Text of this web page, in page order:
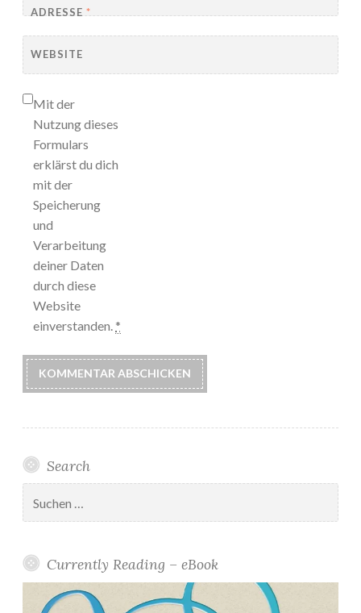
ADRESSE *
WEBSITE
Mit der
Nutzung dieses
Formulars
erklärst du dich
mit der
Speicherung
und
Verarbeitung
deiner Daten
durch diese
Website
einverstanden. *
Search
nach:
Currently Reading – eBook